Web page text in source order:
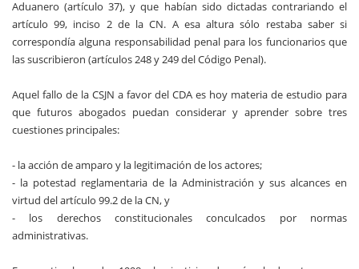
Aduanero (artículo 37), y que habían sido dictadas contrariando el
artículo 99, inciso 2 de la CN. A esa altura sólo restaba saber si
correspondía alguna responsabilidad penal para los funcionarios que
las suscribieron (artículos 248 y 249 del Código Penal).
Aquel fallo de la CSJN a favor del CDA es hoy materia de estudio para
que futuros abogados puedan considerar y aprender sobre tres
cuestiones principales:
- la acción de amparo y la legitimación de los actores;
- la potestad reglamentaria de la Administración y sus alcances en
virtud del artículo 99.2 de la CN, y
- los derechos constitucionales conculcados por normas
administrativas.